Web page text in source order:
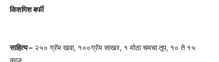
किशमिश बर्फी
साहित्य – २५० ग्रॅम खवा, १००ग्रॅम साखर, १ मोठा चमचा तूप, १० ते १५